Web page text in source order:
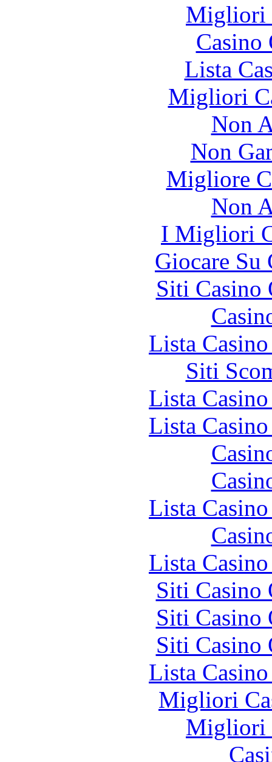
Migliori
Lista
Migliori
Non
Non
Migliore
Non
I Migliori
Giocare Su
Siti Casino
Lista
Siti
Lista
Lista
Lista
Lista
Siti Casino
Siti Casino
Siti Casino
Lista
Migliori
Migliori